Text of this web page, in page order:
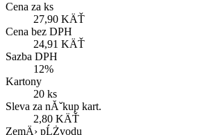
Cena za ks
27,90 KÄŤ
Cena bez DPH
24,91 KÄŤ
Sazba DPH
12%
Kartony
20 ks
Sleva za nĂˇkup kart.
2,80 KÄŤ
ZemÄ› pĹŻvodu